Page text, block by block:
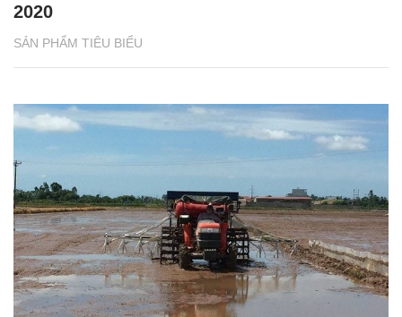
SẢN PHẨM TIÊU BIỂU
2020